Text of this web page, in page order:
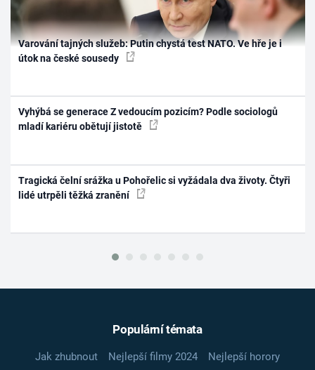
Varování tajných služeb: Putin chystá test NATO. Ve hře je i
útok na české sousedy
Vyhýbá se generace Z vedoucím pozicím? Podle sociologů
mladí kariéru obětují jistotě
Tragická čelní srážka u Pohořelic si vyžádala dva životy. Čtyři
lidé utrpěli těžká zranění
Populární témata
Jak zhubnout Nejlepší filmy 2024
Nejlepší horory